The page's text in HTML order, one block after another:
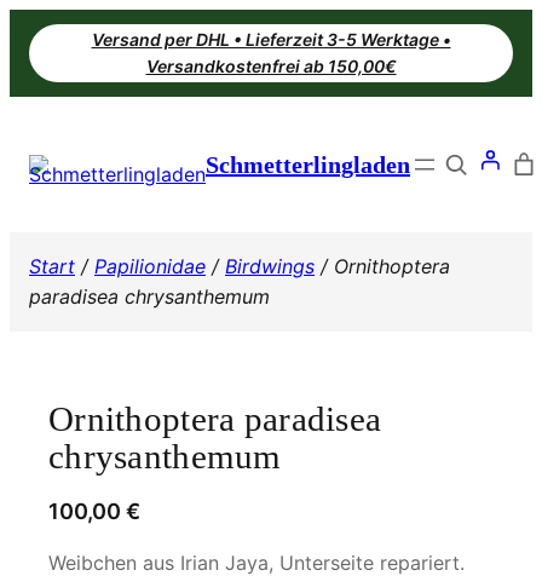
Zum
Inhalt
springen
Versand per DHL • Lieferzeit 3-5 Werktage •
Versandkostenfrei ab 150,00€
Schmetterlingladen Search
Start / Papilionidae / Birdwings / Ornithoptera
paradisea chrysanthemum
Ornithoptera paradisea
chrysanthemum
100,00 €
Weibchen aus Irian Jaya, Unterseite repariert.